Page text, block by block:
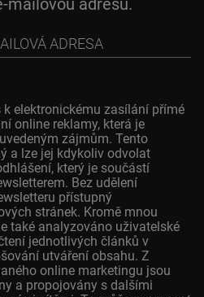
mailovou adresu.
k elektronickému zasílání přímé
online reklamy, která je
zájmům. Tento
a lze jej kdykoliv odvolat
který je součástí
Bez udělení
přístupný
stránek. Kromě mnou
také analyzováno uživatelské
jednotlivých článků v
utváření obsahu. Z
online marketingu jsou
a propojovány s dalšími